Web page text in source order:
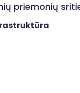
priemonių